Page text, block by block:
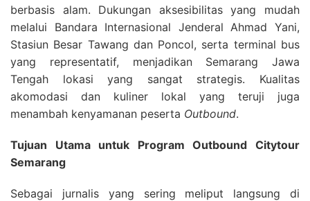
berbasis alam. Dukungan aksesibilitas yang mudah
melalui Bandara Internasional Jenderal Ahmad Yani,
Stasiun Besar Tawang dan Poncol, serta terminal bus
yang representatif, menjadikan Semarang Jawa
Tengah lokasi yang sangat strategis. Kualitas
akomodasi dan kuliner lokal yang teruji juga
menambah kenyamanan peserta Outbound.
Tujuan Utama untuk Program Outbound Citytour
Semarang
Sebagai jurnalis yang sering meliput langsung di